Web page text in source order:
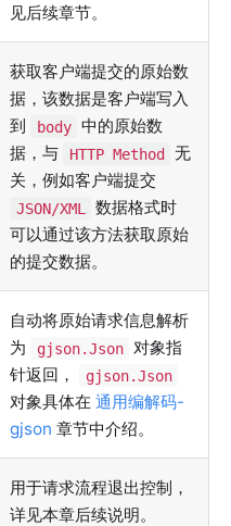
见后续章节。
获取客户端提交的原始数
据，该数据是客户端写入
到
body 中的原始数
据，与
HTTP Method 无
关，例如客户端提交
JSON/XML
数据格式时
可以通过该方法获取原始
的提交数据。
自动将原始请求信息解析
为
gjson.Json
对象指
针返回，
gjson.Json
对象具体在通用编解码-
gjson 章节中介绍。
用于请求流程退出控制，
详见本章后续说明。